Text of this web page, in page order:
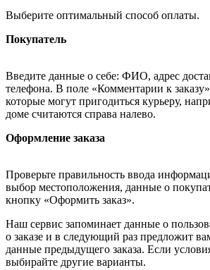
Выберите оптимальный способ оплаты.
Покупатель
Введите данные о себе: ФИО, адрес
телефона. В поле «Комментарии к
которые могут пригодиться курьеру,
доме считаются справа налево.
Оформление заказа
Проверьте правильность ввода
выбор местоположения, данные о
кнопку «Оформить заказ».
Наш сервис запоминает данные о
о заказе и в следующий раз предложит
данные предыдущего заказа. Если
выбирайте другие варианты.